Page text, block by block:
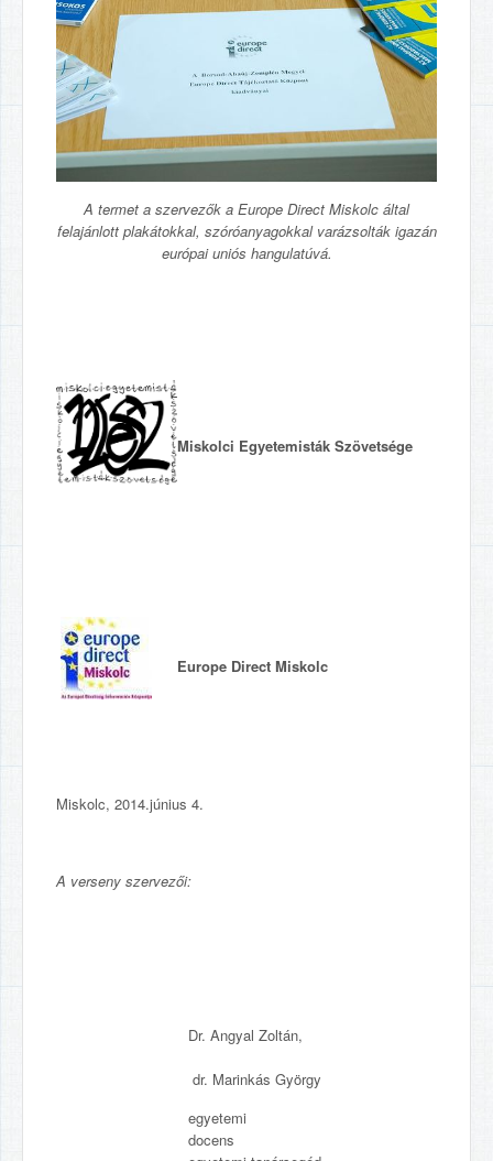
A termet a szervezők a Europe Direct Miskolc által
felajánlott plakátokkal, szóróanyagokkal varázsolták igazán
európai uniós hangulatúvá.
Miskolci Egyetemisták Szövetsége
Europe Direct Miskolc
Miskolc, 2014.június 4.
A verseny szervezői:
Dr. Angyal Zoltán,
dr. Marinkás György
egyetemi